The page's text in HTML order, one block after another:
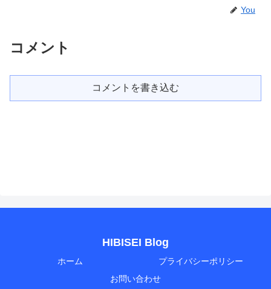
You
コメント
コメントを書き込む
HIBISEI Blog
ホーム
プライバシーポリシー
お問い合わせ